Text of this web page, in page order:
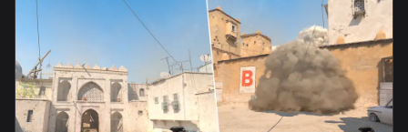
B2层给B门内侧慢烟